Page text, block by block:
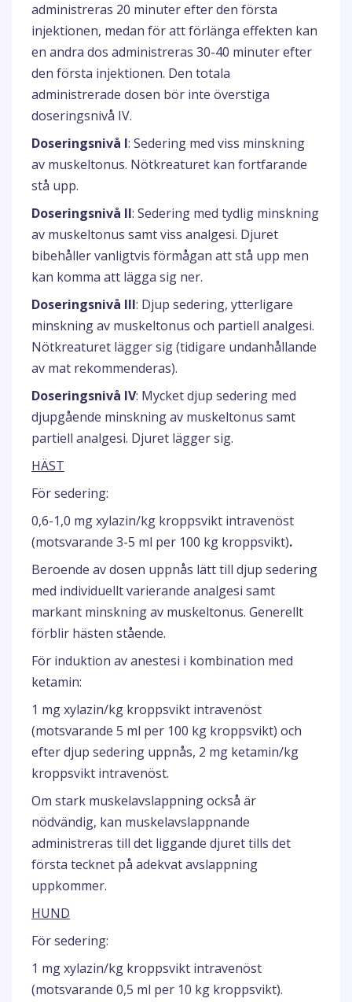
administreras 20 minuter efter den första
injektionen, medan för att förlänga effekten kan
en andra dos administreras 30-40 minuter efter
den första injektionen. Den totala
administrerade dosen bör inte överstiga
doseringsnivå IV.
Doseringsnivå I: Sedering med viss minskning
av muskeltonus. Nötkreaturet kan fortfarande
stå upp.
Doseringsnivå II: Sedering med tydlig minskning
av muskeltonus samt viss analgesi. Djuret
bibehåller vanligtvis förmågan att stå upp men
kan komma att lägga sig ner.
Doseringsnivå III: Djup sedering, ytterligare
minskning av muskeltonus och partiell analgesi.
Nötkreaturet lägger sig (tidigare undanhållande
av mat rekommenderas).
Doseringsnivå IV: Mycket djup sedering med
djupgående minskning av muskeltonus samt
partiell analgesi. Djuret lägger sig.
HÄST
För sedering:
0,6-1,0 mg xylazin/kg kroppsvikt intravenöst
(motsvarande 3-5 ml per 100 kg kroppsvikt).
Beroende av dosen uppnås lätt till djup sedering
med individuellt varierande analgesi samt
markant minskning av muskeltonus. Generellt
förblir hästen stående.
För induktion av anestesi i kombination med
ketamin:
1 mg xylazin/kg kroppsvikt intravenöst
(motsvarande 5 ml per 100 kg kroppsvikt) och
efter djup sedering uppnås, 2 mg ketamin/kg
kroppsvikt intravenöst.
Om stark muskelavslappning också är
nödvändig, kan muskelavslappnande
administreras till det liggande djuret tills det
första tecknet på adekvat avslappning
uppkommer.
HUND
För sedering:
1 mg xylazin/kg kroppsvikt intravenöst
(motsvarande 0,5 ml per 10 kg kroppsvikt).